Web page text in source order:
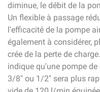
diminue, le débit de la
Un flexible à passage
l'efficacité de la pompe
également à considérer,
crée de la perte de
indique qu'une pompe
3/8" ou 1/2" sera plus